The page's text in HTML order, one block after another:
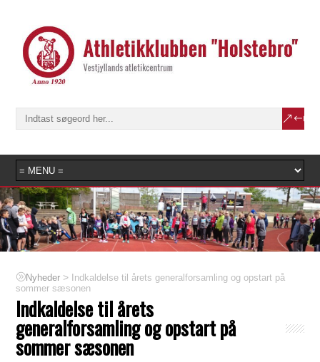
Nyheder > Indkaldelse til årets generalforsamling og opstart på
sommer sæsonen
Indkaldelse til årets
generalforsamling og opstart på
sommer sæsonen